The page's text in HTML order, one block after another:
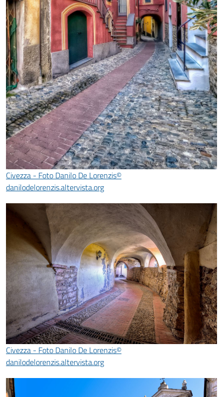
Civezza - Foto Danilo De Lorenzis©
danilodelorenzis.altervista.org
Civezza - Foto Danilo De Lorenzis©
danilodelorenzis.altervista.org